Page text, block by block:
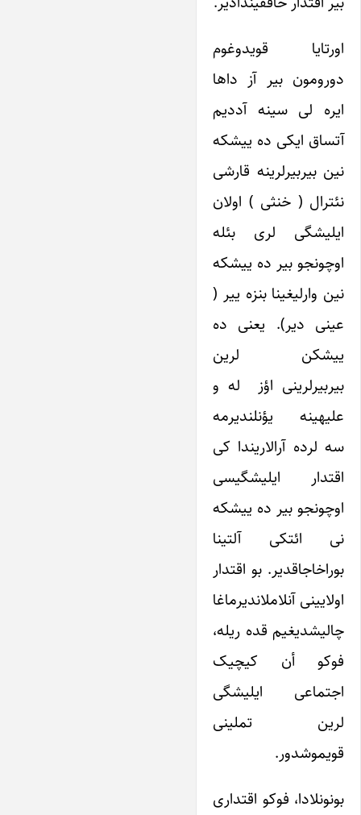
اورتایا قویدوغوم
دورومون بیر آز داها
ایره لی سینه آددیم
آتساق ایکی ده ییشکه
نین بیربیرلرینه قارشی
نئترال ( خنثی ) اولان
ایلیشگی لری بئله
اوچونجو بیر ده ییشکه
نین وارلیغینا بنزه ییر (
عینی دیر). یعنی ده
ییشکن لرین
بیربیرلرینی اؤز له و
علیهینه یؤنلندیرمه
سه لرده آرالاریندا کی
اقتدار ایلیشگیسی
اوچونجو بیر ده ییشکه
نی ائتکی آلتینا
بوراخاجاقدیر. بو اقتدار
اولایینی آنلاملاندیرماغا
چالیشدیغیم قده ریله،
فوکو أن کیچیک
اجتماعی ایلیشگی
لرین تملینی
قویموشدور.
بونونلادا، فوکو اقتداری